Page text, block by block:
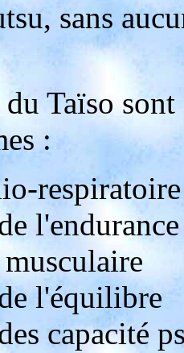
sans
Taïso
:
respiratoire
l'endurance
l'équilibre
capacité